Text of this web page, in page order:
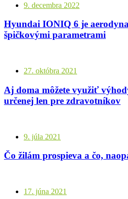
9. decembra 2022
Hyundai IONIQ 6 je
špičkovými parametrami
27. októbra 2021
Aj doma môžete využiť
určenej len pre zdravotníkov
9. júla 2021
Čo žilám prospieva a čo,
17. júna 2021